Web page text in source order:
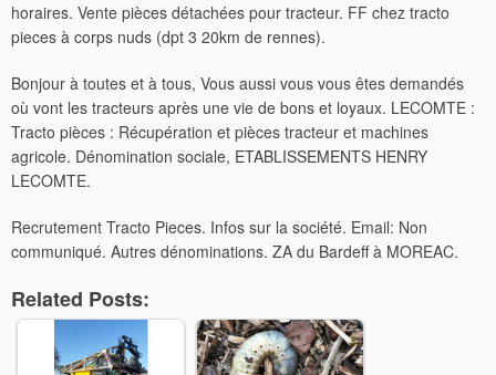
horaires. Vente pièces détachées pour tracteur. FF chez tracto
pieces à corps nuds (dpt 3 20km de rennes).
Bonjour à toutes et à tous, Vous aussi vous vous êtes demandés
où vont les tracteurs après une vie de bons et loyaux. LECOMTE :
Tracto pièces : Récupération et pièces tracteur et machines
agricole. Dénomination sociale, ETABLISSEMENTS HENRY
LECOMTE.
Recrutement Tracto Pieces. Infos sur la société. Email: Non
communiqué. Autres dénominations. ZA du Bardeff à MOREAC.
Related Posts: